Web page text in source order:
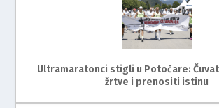
Ultramaratonci stigli u Potočare:
žrtve i prenositi istinu